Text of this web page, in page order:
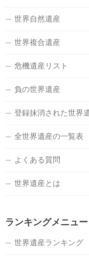
世界自然遺産
世界複合遺産
危機遺産リスト
負の世界遺産
登録抹消された世界
全世界遺産の一覧表
よくある質問
世界遺産とは
ランキングメニュー
世界遺産ランキング